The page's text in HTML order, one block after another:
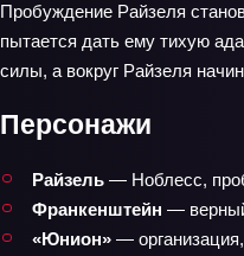
Пробуждение Райзеля
пытается дать ему тихую
силы, а вокруг Райзеля
Персонажи
Райзель — Ноблесс,
Франкенштейн —
«Юнион» —